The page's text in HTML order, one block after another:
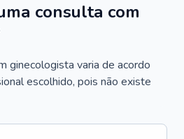
consulta com
ginecologista varia de acordo
escolhido, pois não existe